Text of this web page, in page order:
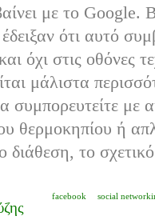
με το Google.
έδειξαν ότι αυτό
όχι στις οθόνες
μάλιστα
συμπορευτείτε με
θερμοκηπίου ή
το
facebook social